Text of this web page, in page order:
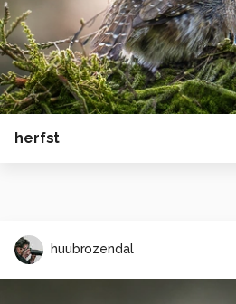
herfst
huubrozendal